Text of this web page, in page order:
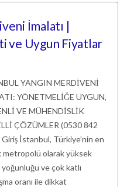
İmalatı |
ve Uygun Fiyatlar
YANGIN MERDİVENİ
YÖNETMELİĞE UYGUN,
VE MÜHENDİSLİK
ÇÖZÜMLER (0530 842
İstanbul, Türkiye’nin en
metropolü olarak yüksek
ve çok katlı
oranı ile dikkat